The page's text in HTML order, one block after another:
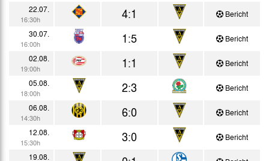
22.07.
16:30h 4:1
Bericht
30.07.
16:00h 1:5
Bericht
02.08.
19:00h 1:1
Bericht
05.08.
18:00h 2:3
Bericht
06.08.
14:30h 6:0
Bericht
12.08.
15:30h 3:0
Bericht
19.08.